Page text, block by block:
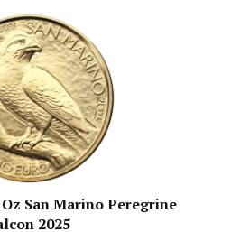
San Marino Peregrine
2025